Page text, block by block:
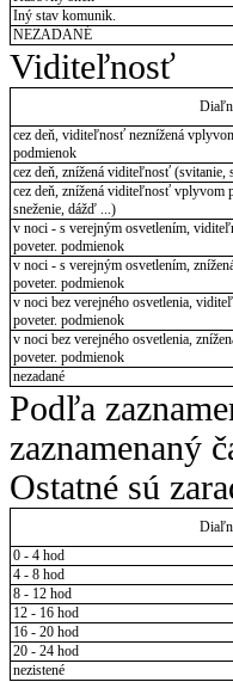
Iný stav komunik.
NEZADANÉ
Viditeľnosť
cez deň, viditeľnosť neznížená
podmienok
cez deň, znížená viditeľnosť (svitanie,
cez deň, znížená viditeľnosť vplyvom
sneženie, dážď ...)
v noci - s verejným osvetlením,
poveter. podmienok
v noci - s verejným osvetlením,
poveter. podmienok
v noci bez verejného osvetlenia,
poveter. podmienok
v noci bez verejného osvetlenia,
poveter. podmienok
nezadané
Podľa
zaznamenaný
Ostatné sú
0 - 4 hod
4 - 8 hod
8 - 12 hod
12 - 16 hod
16 - 20 hod
20 - 24 hod
nezistené